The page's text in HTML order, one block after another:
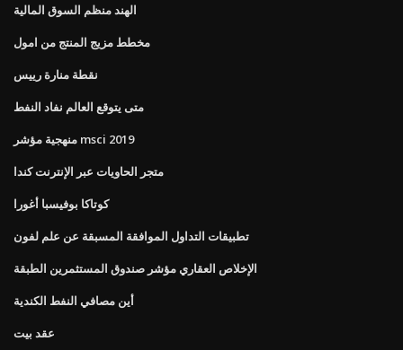
الهند منظم السوق المالية
مخطط مزيج المنتج من امول
نقطة منارة رييس
متى يتوقع العالم نفاد النفط
منهجية مؤشر msci 2019
متجر الحاويات عبر الإنترنت كندا
كوتاكا بوفيسبا أغورا
تطبيقات التداول الموافقة المسبقة عن علم لفون
الإخلاص العقاري مؤشر صندوق المستثمرين الطبقة
أين مصافي النفط الكندية
عقد بيت